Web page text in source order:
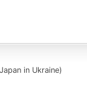
in Ukraine)